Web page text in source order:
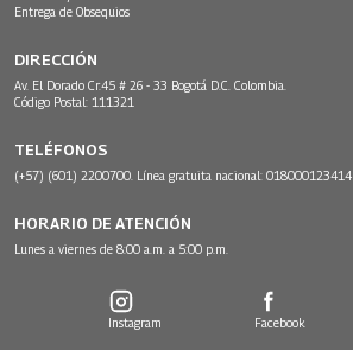
Entrega de Obsequios
DIRECCIÓN
Av. El Dorado Cr.45 # 26 - 33 Bogotá D.C. Colombia.
Código Postal: 111321
TELÉFONOS
(+57) (601) 2200700. Línea gratuita nacional: 018000123414
HORARIO DE ATENCIÓN
Lunes a viernes de 8:00 a.m. a 5:00 p.m.
Instagram Facebook